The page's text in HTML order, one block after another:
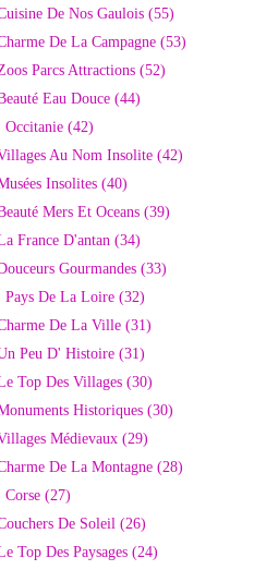
De Nos Gaulois (55)
De La Campagne (53)
Parcs Attractions (52)
Eau Douce (44)
. Occitanie (42)
Au Nom Insolite (42)
Insolites (40)
Mers Et Oceans (39)
France D'antan (34)
Gourmandes (33)
. Pays De La Loire (32)
De La Ville (31)
Peu D' Histoire (31)
Top Des Villages (30)
Historiques (30)
Médievaux (29)
De La Montagne (28)
. Corse (27)
De Soleil (26)
Top Des Paysages (24)